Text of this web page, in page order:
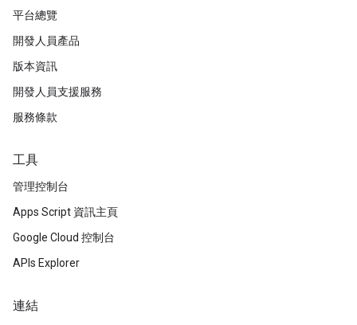
平台總覽
開發人員產品
版本資訊
開發人員支援服務
服務條款
工具
管理控制台
Apps Script 資訊主頁
Google Cloud 控制台
APIs Explorer
連結